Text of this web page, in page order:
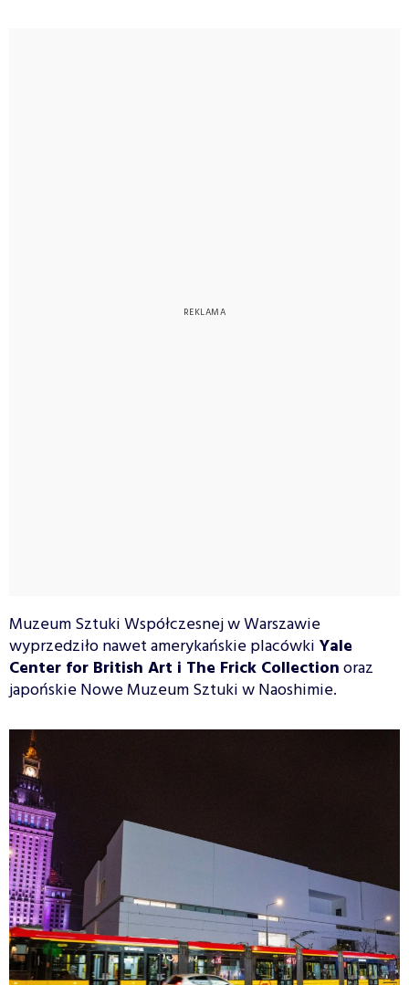
Muzeum Sztuki Współczesnej w Warszawie
wyprzedziło nawet amerykańskie placówki Yale
Center for British Art i The Frick Collectionoraz
japońskie Nowe Muzeum Sztuki w Naoshimie.